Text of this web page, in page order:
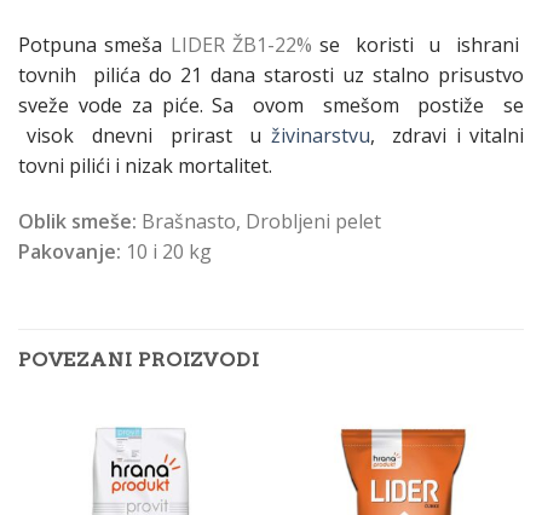
Potpuna smeša LIDER ŽB1-22%se koristi u
ishrani
tovnih pilića do 21 dana starosti uz stalno prisustvo
sveže vode za piće.Sa ovom smešom postiže
se
visok
dnevni prirast u živinarstvu, zdravi ivitalni
tovni pilići i nizak mortalitet.
Oblik smeše: Brašnasto, Drobljeni pelet
Pakovanje: 10 i 20 kg
POVEZANI PROIZVODI